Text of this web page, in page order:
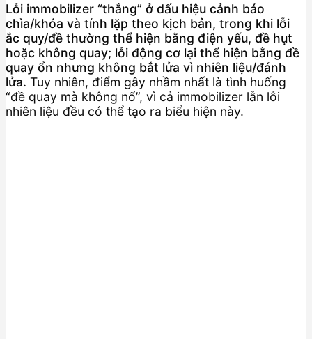
Lỗi immobilizer “thắng” ở dấu hiệu cảnh báo
chìa/khóa và tính lặp theo kịch bản, trong khi lỗi
ắc quy/đề thường thể hiện bằng điện yếu, đề hụt
hoặc không quay; lỗi động cơ lại thể hiện bằng đề
quay ổn nhưng không bắt lửa vì nhiên liệu/đánh
lửa. Tuy nhiên, điểm gây nhầm nhất là tình huống
“đề quay mà không nổ”, vì cả immobilizer lẫn lỗi
nhiên liệu đều có thể tạo ra biểu hiện này.